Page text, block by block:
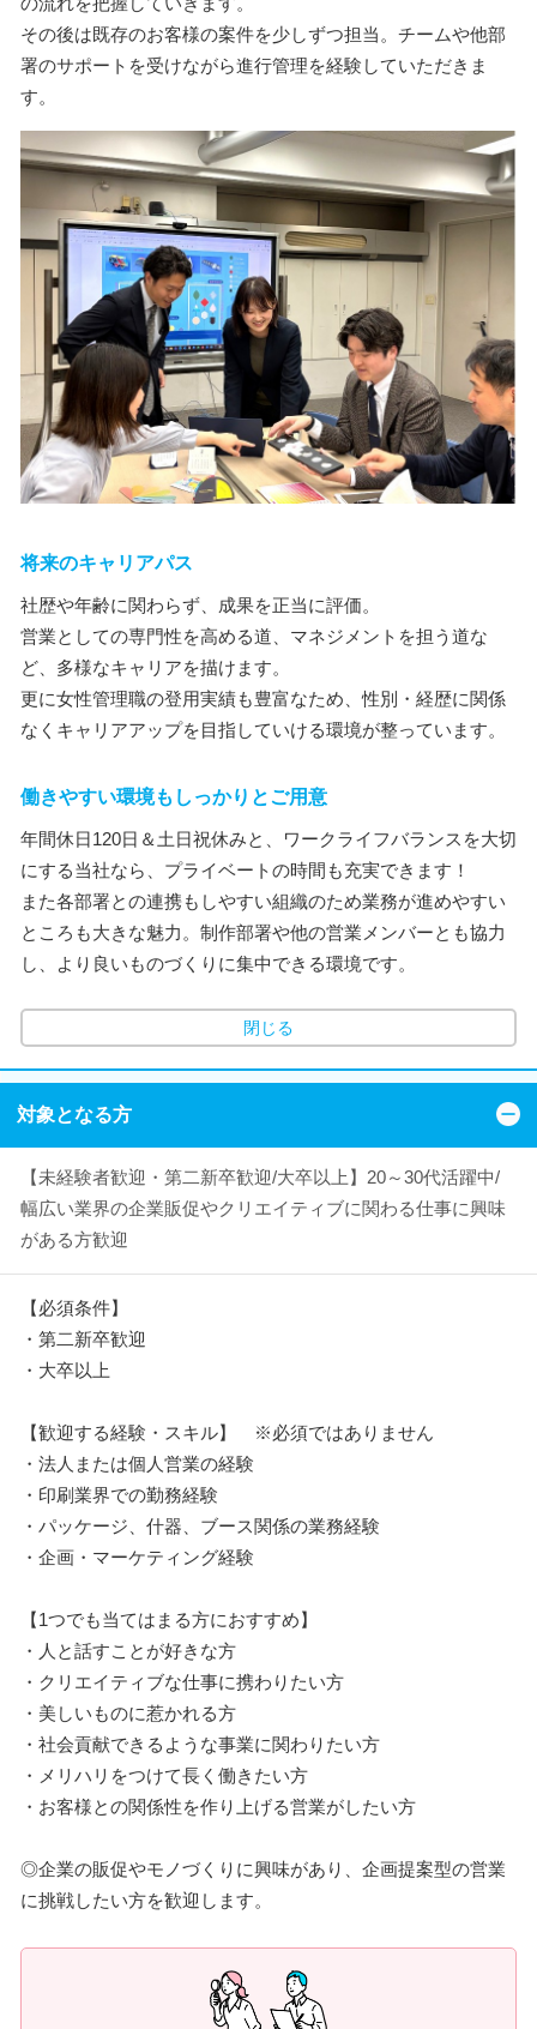
その後は既存のお客様の案件を少しずつ担当。チームや他部
署のサポートを受けながら進行管理を経験していただきま
す。
将来のキャリアパス
社歴や年齢に関わらず、成果を正当に評価。
営業としての専門性を高める道、マネジメントを担う道な
ど、多様なキャリアを描けます。
更に女性管理職の登用実績も豊富なため、性別・経歴に関係
なくキャリアアップを目指していける環境が整っています。
働きやすい環境もしっかりとご用意
年間休日120日＆土日祝休みと、ワークライフバランスを大切
にする当社なら、プライベートの時間も充実できます！
また各部署との連携もしやすい組織のため業務が進めやすい
ところも大きな魅力。制作部署や他の営業メンバーとも協力
し、より良いものづくりに集中できる環境です。
閉じる
対象となる方
【未経験者歓迎・第二新卒歓迎/大卒以上】20～30代活躍中/
幅広い業界の企業販促やクリエイティブに関わる仕事に興味
がある方歓迎
【必須条件】
・第二新卒歓迎
・大卒以上
【歓迎する経験・スキル】 ※必須ではありません
・法人または個人営業の経験
・印刷業界での勤務経験
・パッケージ、什器、ブース関係の業務経験
・企画・マーケティング経験
【1つでも当てはまる方におすすめ】
・人と話すことが好きな方
・クリエイティブな仕事に携わりたい方
・美しいものに惹かれる方
・社会貢献できるような事業に関わりたい方
・メリハリをつけて長く働きたい方
・お客様との関係性を作り上げる営業がしたい方
◎企業の販促やモノづくりに興味があり、企画提案型の営業
に挑戦したい方を歓迎します。